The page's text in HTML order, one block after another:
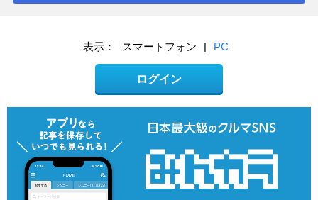
表示： スマートフォン | PC
ログイン